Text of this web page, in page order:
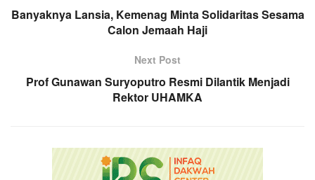
Banyaknya Lansia, Kemenag Minta Solidaritas Sesama
Calon Jemaah Haji
Next Post
Prof Gunawan Suryoputro Resmi Dilantik Menjadi
Rektor UHAMKA